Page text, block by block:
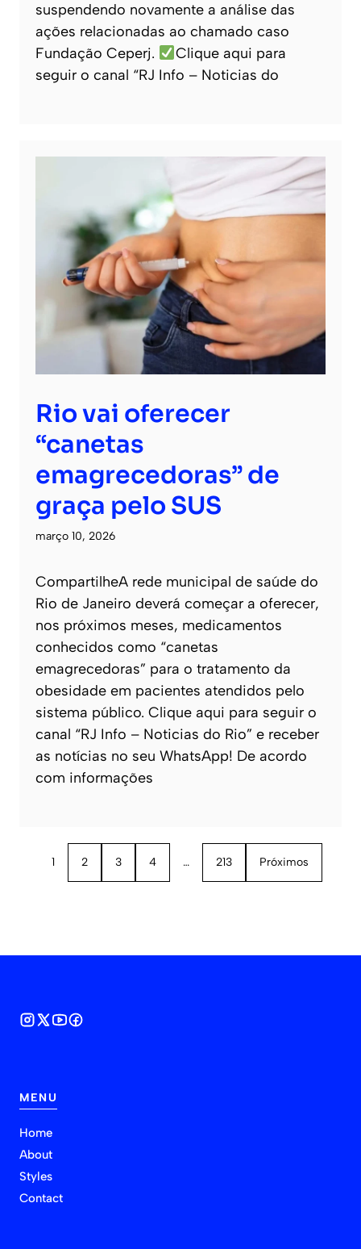
suspendendo novamente a análise das
ações relacionadas ao chamado caso
Fundação Ceperj.
Clique aqui para
seguir o canal “RJ Info – Noticias do
Rio vai oferecer
“canetas
emagrecedoras” de
graça pelo SUS
março 10, 2026
CompartilheA rede municipal de saúde do
Rio de Janeiro deverá começar a oferecer,
nos próximos meses, medicamentos
conhecidos como “canetas
emagrecedoras” para o tratamento da
obesidade em pacientes atendidos pelo
sistema público. Clique aqui para seguir o
canal “RJ Info – Noticias do Rio” e receber
as notícias no seu WhatsApp! De acordo
com informações
1 2 3 4 … 213 Próximos
MENU
Home
About
Styles
Contact